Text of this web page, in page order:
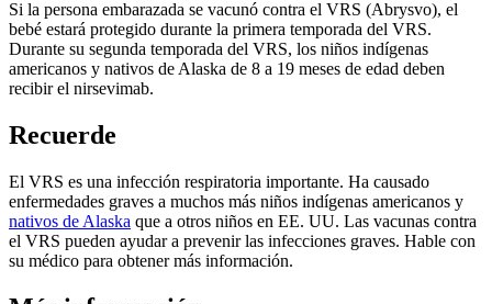
Si la persona embarazada se vacunó contra el VRS (Abrysvo), el
bebé estará protegido durante la primera temporada del VRS.
Durante su segunda temporada del VRS, los niños indígenas
americanos y nativos de Alaska de 8 a 19 meses de edad deben
recibir el nirsevimab.
Recuerde
El VRS es una infección respiratoria importante. Ha causado
enfermedades graves a muchos más niños indígenas americanos y
nativos de Alaska que a otros niños en EE. UU. Las vacunas contra
el VRS pueden ayudar a prevenir las infecciones graves. Hable con
su médico para obtener más información.